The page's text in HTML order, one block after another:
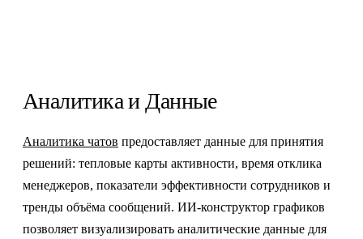
Аналитика и Данные
Аналитика чатов предоставляет данные для принятия
решений: тепловые карты активности, время отклика
менеджеров, показатели эффективности сотрудников и
тренды объёма сообщений. ИИ-конструктор графиков
позволяет визуализировать аналитические данные для